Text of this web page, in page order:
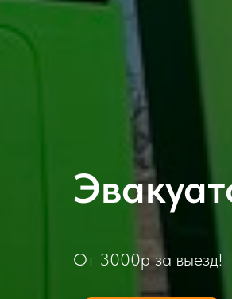
От 3000р за выезд!